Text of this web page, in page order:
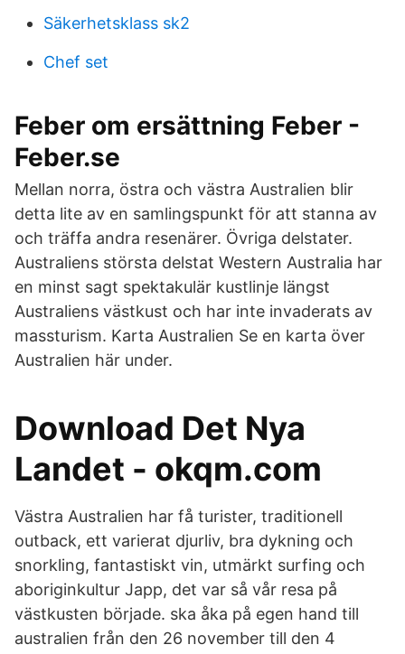
Säkerhetsklass sk2
Chef set
Feber om ersättning Feber -
Feber.se
Mellan norra, östra och västra Australien blir
detta lite av en samlingspunkt för att stanna av
och träffa andra resenärer. Övriga delstater.
Australiens största delstat Western Australia har
en minst sagt spektakulär kustlinje längst
Australiens västkust och har inte invaderats av
massturism. Karta Australien Se en karta över
Australien här under.
Download Det Nya
Landet - okqm.com
Västra Australien har få turister, traditionell
outback, ett varierat djurliv, bra dykning och
snorkling, fantastiskt vin, utmärkt surfing och
aboriginkultur Japp, det var så vår resa på
västkusten började. ska åka på egen hand till
australien från den 26 november till den 4